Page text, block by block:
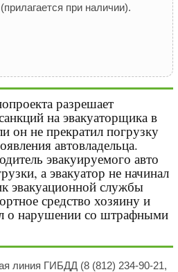
при наличии).
разрешает
на эвакуаторщика в
он не прекратил погрузку
автовладельца.
эвакуируемого авто
а эвакуатор не начинал
эвакуационной службы
средство хозяину и
о нарушении со штрафными
линия ГИБДД (8 (812) 234-90-21,